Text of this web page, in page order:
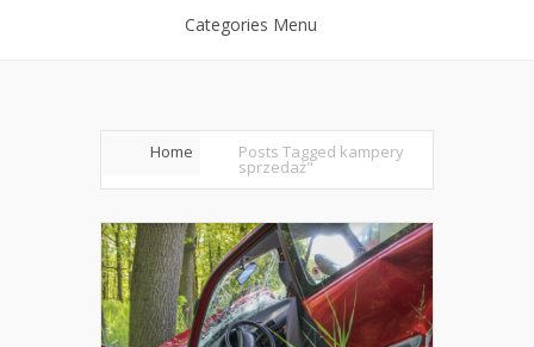
Categories Menu
Home Posts Tagged kampery
sprzedaż"